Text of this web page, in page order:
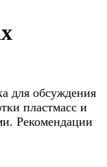
для обсуждения
пластмасс и
Рекомендации